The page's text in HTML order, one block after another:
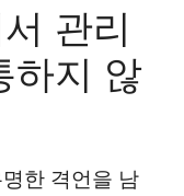
관리
하지 않
한 격언을 남